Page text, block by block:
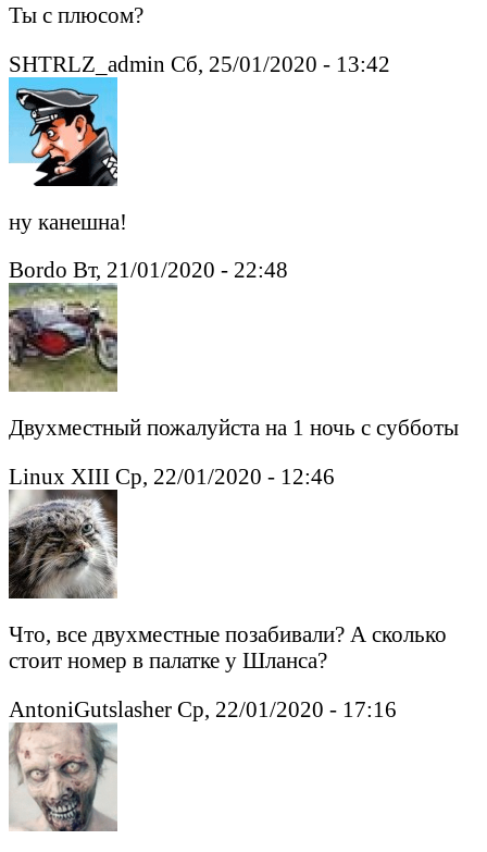
Ты с плюсом?
SHTRLZ_admin Сб, 25/01/2020 - 13:42
ну канешна!
Bordo Вт, 21/01/2020 - 22:48
Двухместный пожалуйста на 1 ночь с субботы
Linux XIII Ср, 22/01/2020 - 12:46
Что, все двухместные позабивали? А сколько
стоит номер в палатке у Шланса?
AntoniGutslasher Ср, 22/01/2020 - 17:16